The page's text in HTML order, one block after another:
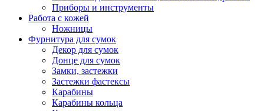
Приборы и инструменты
Работа с кожей
Ножницы
Фурнитура для сумок
Декор для сумок
Донце для сумок
Замки, застежки
Застежки фастексы
Карабины
Карабины кольца